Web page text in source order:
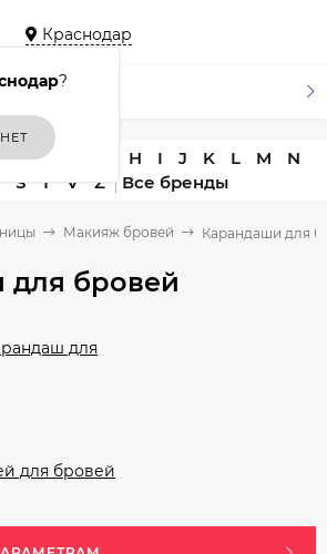
Краснодар
?
D E H I J K L M
N
S T V Z
Макияж бровей Карандаши для
для бровей
для
для бровей